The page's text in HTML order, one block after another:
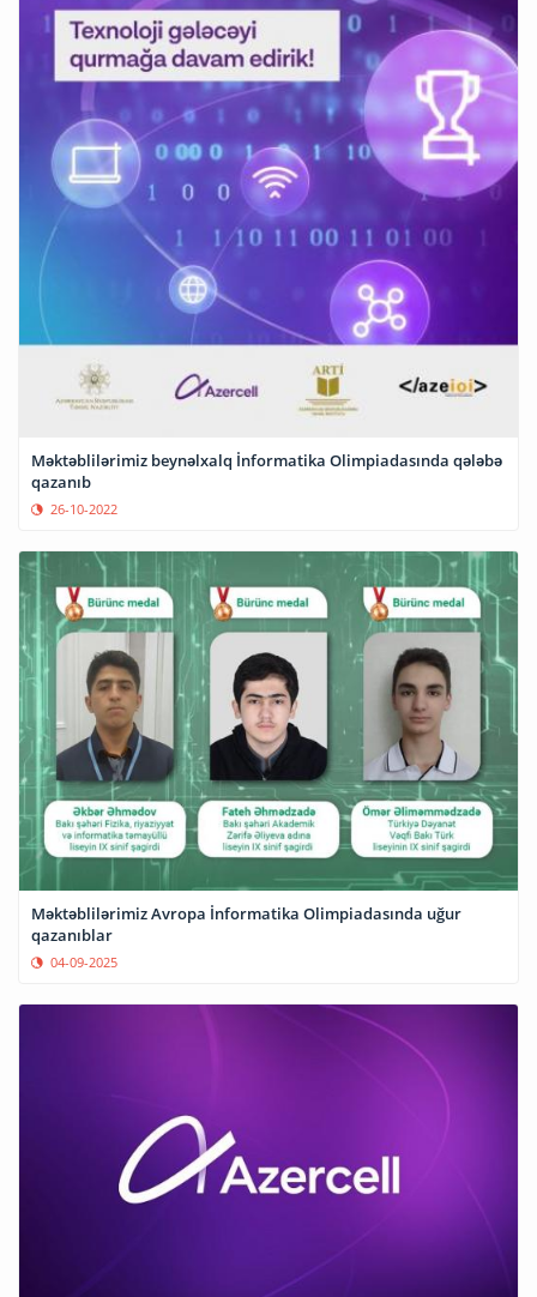
Məktəblilərimiz beynəlxalq İnformatika Olimpiadasında qələbə
qazanıb
26-10-2022
Məktəblilərimiz Avropa İnformatika Olimpiadasında uğur
qazanıblar
04-09-2025